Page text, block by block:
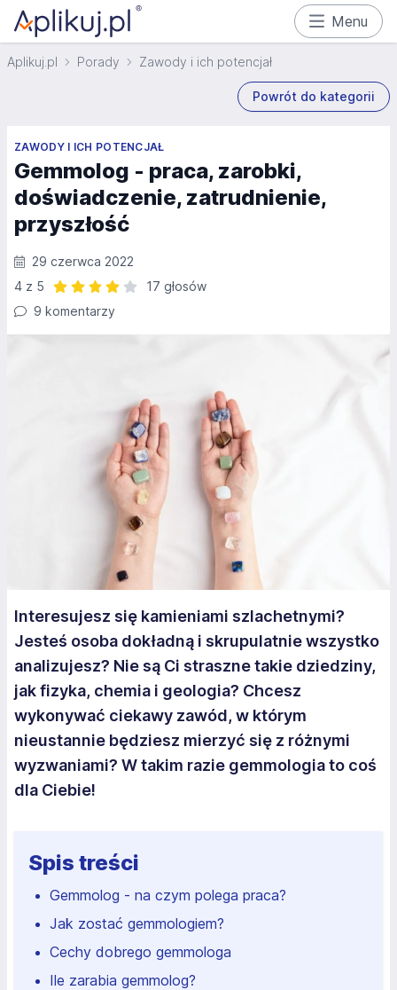
Menu
Aplikuj.pl Porady Zawody i ich potencjał
Powrót do kategorii
ZAWODY I ICH POTENCJAŁ
Gemmolog - praca, zarobki,
doświadczenie, zatrudnienie,
przyszłość
29 czerwca 2022
4 z 5
17 głosów
9 komentarzy
Interesujesz się kamieniami szlachetnymi?
Jesteś osoba dokładną i skrupulatnie wszystko
analizujesz? Nie są Ci straszne takie dziedziny,
jak fizyka, chemia i geologia? Chcesz
wykonywać ciekawy zawód, w którym
nieustannie będziesz mierzyć się z różnymi
wyzwaniami? W takim razie gemmologia to coś
dla Ciebie!
Spis treści
Gemmolog - na czym polega praca?
Jak zostać gemmologiem?
Cechy dobrego gemmologa
Ile zarabia gemmolog?